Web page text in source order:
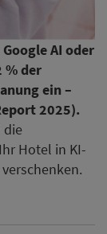
Google AI oder
% der
ein –
2025).
die
Hotel in KI-